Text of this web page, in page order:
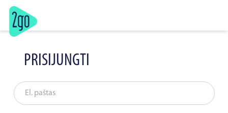
PRISIJUNGTI
El. paštas